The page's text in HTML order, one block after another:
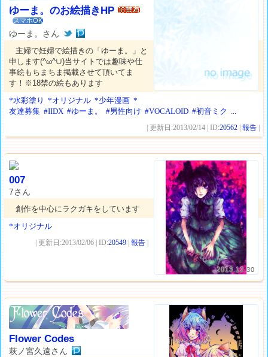
ゆーま。のお絵描きHP
スマホOK
ゆーま。さん
主婦で妊婦で絵描きの「ゆーま。」と
申します(^ω^∪)当サイトでは趣味や仕
事絵もちまちま掲載させて頂いてま
す！※18禁の絵もあります
*水彩塗り
*オリジナル *少年漫画 *
友達募集 #IIDX #ゆーま。 #男性向け #VOCALOID #初音ミク ...
| 更新日:2013/02/14 | ID:20562 |報告
2013.12.30
007
7さん
創作を中心にラクガキをしています
*オリジナル
| 更新日:2013/02/06 | ID:20549 |報告
Flower Codes
萩ノ宮久遠さん